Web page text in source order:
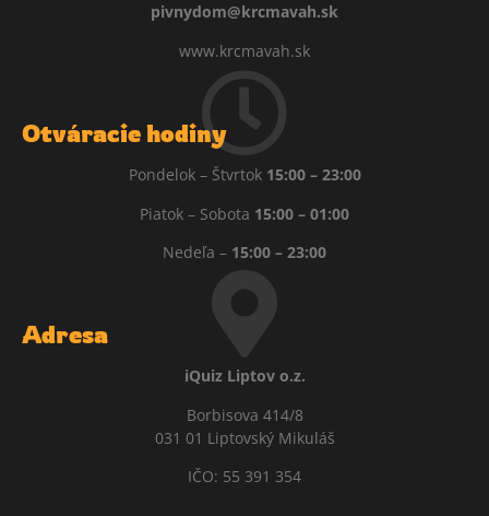
pivnydom@krcmavah.sk
www.krcmavah.sk
Otváracie hodiny
Pondelok – Štvrtok 15:00 – 23:00
Piatok – Sobota 15:00 – 01:00
Nedeľa – 15:00 – 23:00
Adresa
iQuiz Liptov o.z.
Borbisova 414/8
031 01 Liptovský Mikuláš
IČO: 55 391 354